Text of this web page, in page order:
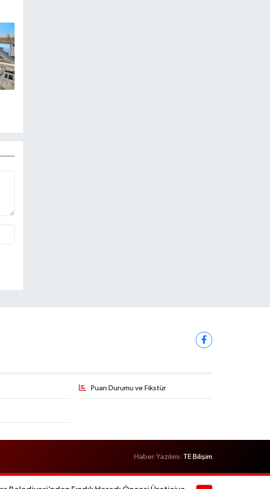
Puan Durumu ve Fikstür
Haber Yazılımı: TE Bilişim